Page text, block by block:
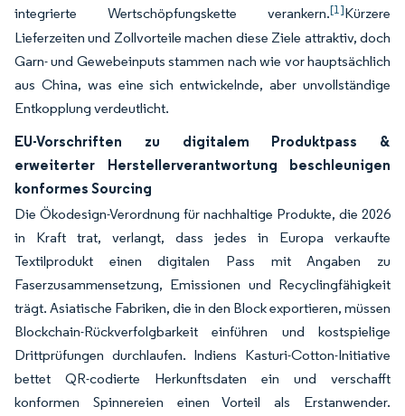
integrierte Wertschöpfungskette verankern.[1]Kürzere
Lieferzeiten und Zollvorteile machen diese Ziele attraktiv, doch
Garn- und Gewebeinputs stammen nach wie vor hauptsächlich
aus China, was eine sich entwickelnde, aber unvollständige
Entkopplung verdeutlicht.
EU-Vorschriften zu digitalem Produktpass &
erweiterter Herstellerverantwortung beschleunigen
konformes Sourcing
Die Ökodesign-Verordnung für nachhaltige Produkte, die 2026
in Kraft trat, verlangt, dass jedes in Europa verkaufte
Textilprodukt einen digitalen Pass mit Angaben zu
Faserzusammensetzung, Emissionen und Recyclingfähigkeit
trägt. Asiatische Fabriken, die in den Block exportieren, müssen
Blockchain-Rückverfolgbarkeit einführen und kostspielige
Drittprüfungen durchlaufen. Indiens Kasturi-Cotton-Initiative
bettet QR-codierte Herkunftsdaten ein und verschafft
konformen Spinnereien einen Vorteil als Erstanwender.